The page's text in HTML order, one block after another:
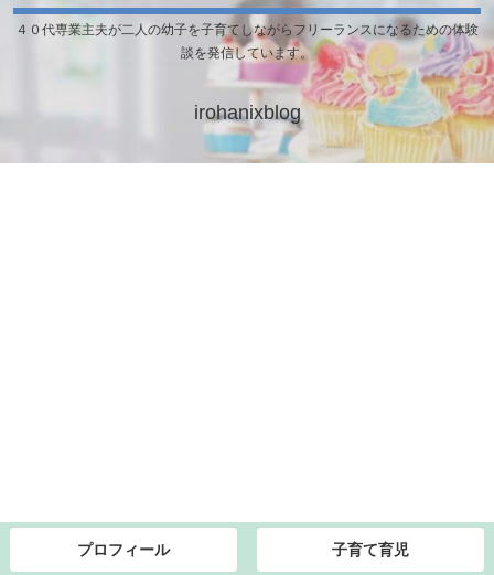
４０代専業主夫が二人の幼子を子育てしながらフリーランスになるための体験
談を発信しています。
irohanixblog
プロフィール 子育て育児